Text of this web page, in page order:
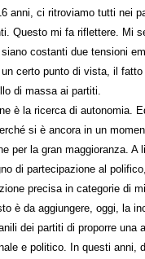
anni, ci ritroviamo tutti nei
Questo mi fa riflettere. Mi
costanti due tensioni
certo punto di vista, il fatto
di massa ai partiti.
è la ricerca di autonomia.
si è ancora in un
per la gran maggioranza. A
di partecipazione al
precisa in categorie di
è da aggiungere, oggi, la
dei partiti di proporre una
e politico. In questi anni,